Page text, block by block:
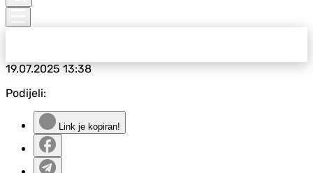
19.07.202513:38
Podijeli:
Link je kopiran!